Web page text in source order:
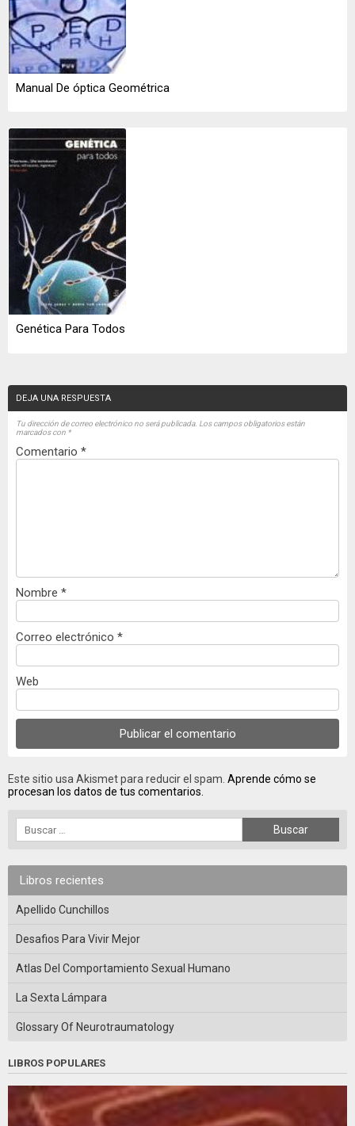
Manual De óptica Geométrica
Genética Para Todos
DEJA UNA RESPUESTA
Tu dirección de correo electrónico no será publicada. Los campos obligatorios están
marcados con *
Comentario *
Nombre *
Correo electrónico *
Web
Este sitio usa Akismet para reducir el spam. Aprende cómo se
procesan los datos de tus comentarios.
Libros recientes
Apellido Cunchillos
Desafios Para Vivir Mejor
Atlas Del Comportamiento Sexual Humano
La Sexta Lámpara
Glossary Of Neurotraumatology
LIBROS POPULARES